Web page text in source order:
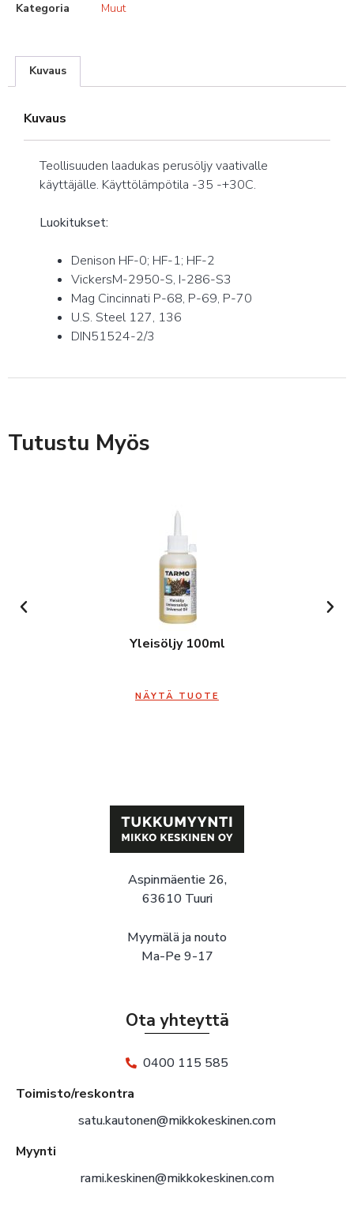
Kategoria
Muut
Kuvaus
Kuvaus
Teollisuuden laadukas perusöljy vaativalle
käyttäjälle. Käyttölämpötila -35 -+30C.
Luokitukset:
Denison HF-0; HF-1; HF-2
VickersM-2950-S, I-286-S3
Mag Cincinnati P-68, P-69, P-70
U.S. Steel 127, 136
DIN51524-2/3
Tutustu Myös
Yleisöljy 100ml
NÄYTÄ TUOTE
Aspinmäentie 26,
63610 Tuuri
Myymälä ja nouto
Ma-Pe 9-17
Ota yhteyttä
0400 115 585
Toimisto/reskontra
satu.kautonen@mikkokeskinen.com
Myynti
rami.keskinen@mikkokeskinen.com